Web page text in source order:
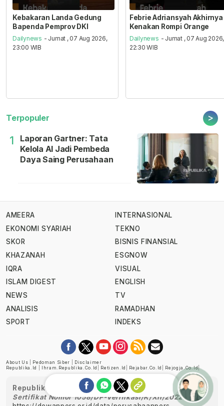
Kebakaran Landa Gedung
Bapenda Pemprov DKI
Dailynews - Jumat , 07 Aug 2026,
23:00 WIB
Febrie Adriansyah Akhirnya
Kenakan Rompi Orange
Dailynews - Jumat , 07 Aug 2026,
22:30 WIB
Terpopuler >
1
Laporan Gartner: Tata
Kelola AI Jadi Pembeda
Daya Saing Perusahaan
AMEERA
EKONOMI SYARIAH
SKOR
KHAZANAH
IQRA
ISLAM DIGEST
NEWS
ANALISIS
SPORT
INTERNASIONAL
TEKNO
BISNIS FINANSIAL
ESGNOW
VISUAL
ENGLISH
TV
RAMADHAN
INDEKS
About Us Pedoman Siber
Disclaimer
Republika.id
Ihram.republika.co.id Retizen.id Rejabar.co.id Rejogja.co.id|
Republika telah diverifikasi oleh Dewan Pers
Sertifikat Nomor 1058/DP-Verifikasi/K/XII/2022